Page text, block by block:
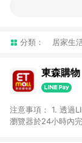
分類： 居家生
東森購
注意事項： 1. 透過
瀏覽器於24小時內